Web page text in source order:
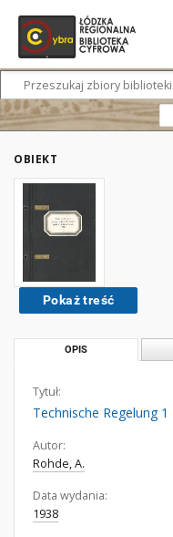
OBIEKT
Pokaż treść
OPIS
Tytuł:
Technische Regelung 1
Autor:
Rohde, A.
Data wydania:
1938